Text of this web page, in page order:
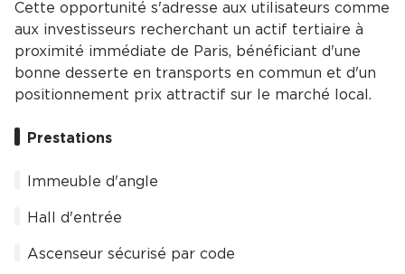
Cette opportunité s'adresse aux utilisateurs comme
aux investisseurs recherchant un actif tertiaire à
proximité immédiate de Paris, bénéficiant d'une
bonne desserte en transports en commun et d'un
positionnement prix attractif sur le marché local.
Prestations
Immeuble d'angle
Hall d'entrée
Ascenseur sécurisé par code